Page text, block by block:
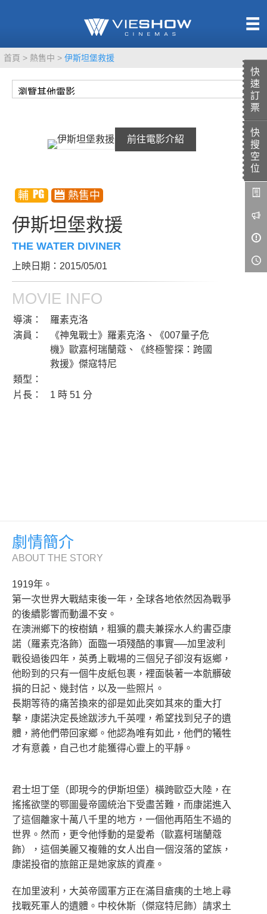
快
速
訂
票
快
搜
空
位
首頁 熱售中 伊斯坦堡救援
前往電影介紹
伊斯坦堡救援
THE WATER DIVINER
上映日期：2015/05/01
MOVIE INFO
導演：
羅素克洛
演員：
《神鬼戰士》羅素克洛、《007量子危
機》歐嘉柯瑞蘭蔻、《終極警探：跨國
救援》傑寇特尼
類型：
片長：
1 時 51 分
劇情簡介
ABOUT THE STORY
1919年。
第一次世界大戰結束後一年，全球各地依然因為戰爭
的後續影響而動盪不安。
在澳洲鄉下的桉樹鎮，粗獷的農夫兼探水人約書亞康
諾（羅素克洛飾）面臨一項殘酷的事實──加里波利
戰役過後四年，英勇上戰場的三個兒子卻沒有返鄉，
他盼到的只有一個牛皮紙包裹，裡面裝著一本骯髒破
損的日記、幾封信，以及一些照片。
長期等待的痛苦換來的卻是如此突如其來的重大打
擊，康諾決定長途跋涉九千英哩，希望找到兒子的遺
體，將他們帶回家鄉。他認為唯有如此，他們的犧牲
才有意義，自己也才能獲得心靈上的平靜。
君士坦丁堡（即現今的伊斯坦堡）橫跨歐亞大陸，在
搖搖欲墜的鄂圖曼帝國統治下受盡苦難，而康諾進入
了這個離家十萬八千里的地方，一個他再陌生不過的
世界。然而，更令他悸動的是愛希（歐嘉柯瑞蘭蔻
飾），這個美麗又複雜的女人出自一個沒落的望族，
康諾投宿的旅館正是她家族的資產。
在加里波利，大英帝國軍方正在滿目瘡痍的土地上尋
找戰死軍人的遺體。中校休斯（傑寇特尼飾）請求土
TITAN SCREEN
VR 演唱會
GOLD CLASS
AD口述影像
LIVE演唱會
影城餐飲
UNICORN
影城活動
中獎名單
合作夥伴